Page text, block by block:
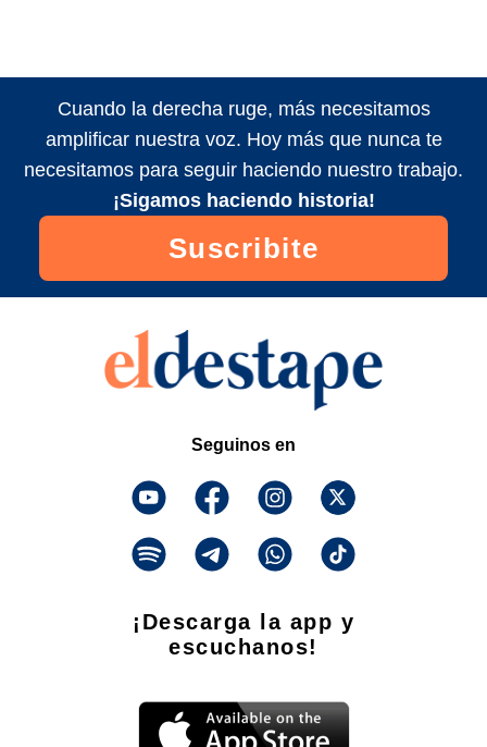
Cuando la derecha ruge, más necesitamos
amplificar nuestra voz. Hoy más que nunca te
necesitamos para seguir haciendo nuestro trabajo.
¡Sigamos haciendo historia!
Suscribite
Seguinos en
¡Descarga la app y
escuchanos!